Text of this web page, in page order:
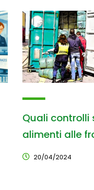
Quali controlli
alimenti alle
20/04/2024